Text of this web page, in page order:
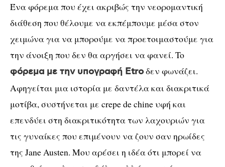
Ένα φόρεμα που έχει ακριβώς την νεορομαντική
διάθεση που θέλουμε να εκπέμπουμε μέσα στον
χειμώνα για να μπορούμε να προετοιμαστούμε για
την άνοιξη που δεν θα αργήσει να φανεί. To
φόρεμα με την υπογραφή Etroδεν φωνάζει.
Αφηγείται μια ιστορία με δαντέλακαι διακριτικά
μοτίβα,συστήνεται με crepe de chineυφή και
επενδύει στη διακριτικότητατων λαχουριών για
τις γυναίκες που επιμένουν ναζουν σαν ηρωίδες
της Jane Austen. Μου αρέσει η ιδέα ότι μπορεί να